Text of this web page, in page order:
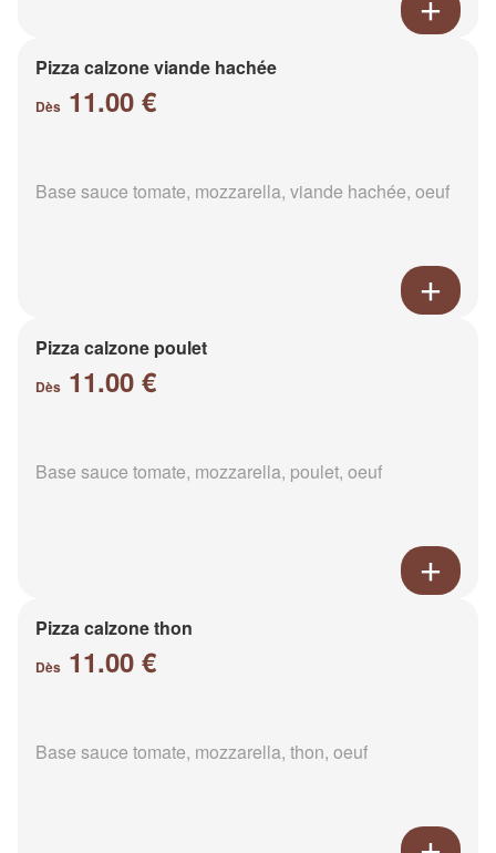
Pizza calzone viande hachée
Dès 11.00 €
Base sauce tomate, mozzarella, viande hachée, oeuf
Pizza calzone poulet
Dès 11.00 €
Base sauce tomate, mozzarella, poulet, oeuf
Pizza calzone thon
Dès 11.00 €
Base sauce tomate, mozzarella, thon, oeuf